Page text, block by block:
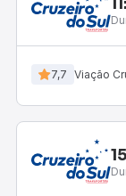
7,7 Viação